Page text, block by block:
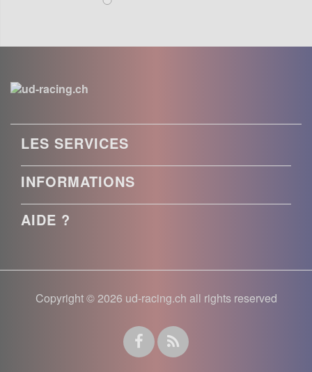
LES SERVICES
INFORMATIONS
AIDE ?
Copyright © 2026 ud-racing.ch all rights reserved